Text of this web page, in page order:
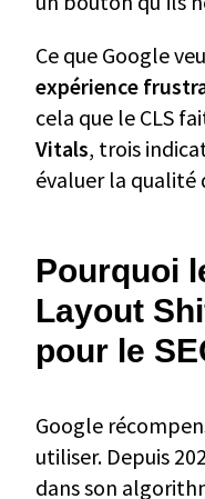
Ce que Google
expérience
cela que le CLS
Vitals, trois
évaluer la qualité
Pourquoi
Layout
pour le
Google
utiliser. Depuis
dans son